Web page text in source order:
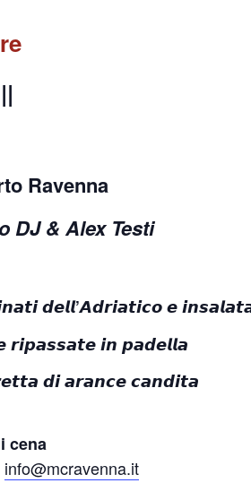
Ravenna
DJ & Alex Testi
𝙙𝙚𝙡𝙡’𝘼𝙙𝙧𝙞𝙖𝙩𝙞𝙘𝙤 𝙚
𝙞𝙣 𝙥𝙖𝙙𝙚𝙡𝙡𝙖
𝙙𝙞 𝙖𝙧𝙖𝙣𝙘𝙚 𝙘𝙖𝙣𝙙𝙞𝙩𝙖
cena
info@mcravenna.it